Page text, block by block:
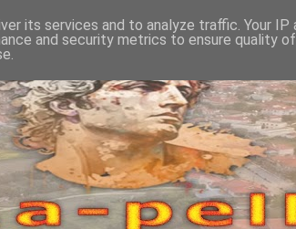
its services and to analyze traffic. Your IP
and security metrics to ensure quality